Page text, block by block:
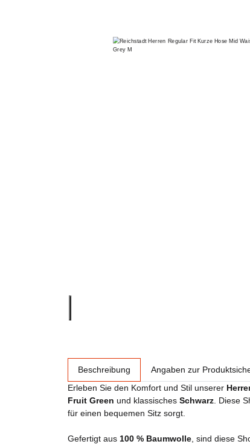
Beschreibung Angaben zur
Erleben Sie den Komfort und Stil unserer
Fruit Green und klassisches Schwarz . Diese
für einen bequemen Sitz sorgt.
Gefertigt aus 100 % Baumwolle , sind diese